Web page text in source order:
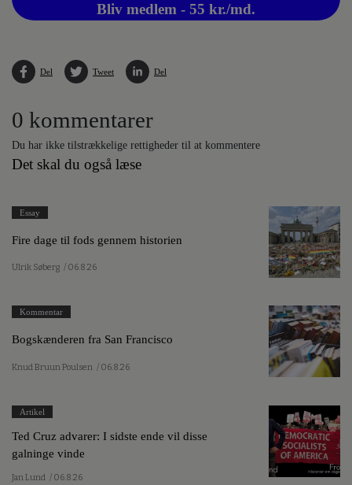
Bliv medlem - 55 kr./md.
Del Tweet Del
0 kommentarer
Du har ikke tilstrækkelige rettigheder til at kommentere
Det skal du også læse
Essay
Fire dage til fods gennem historien
Ulrik Søberg / 06.8.26
Kommentar
Bogskænderen fra San Francisco
Knud Bruun Poulsen / 06.8.26
Artikel
Ted Cruz advarer: I sidste ende vil disse
galninge vinde
Jan Lund / 06.8.26